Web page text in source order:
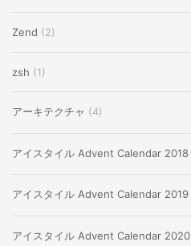
Zend (2)
zsh (1)
アーキテクチャ (4)
アイスタイル Advent Calendar 2018
アイスタイル Advent Calendar 2019
アイスタイル Advent Calendar 2020